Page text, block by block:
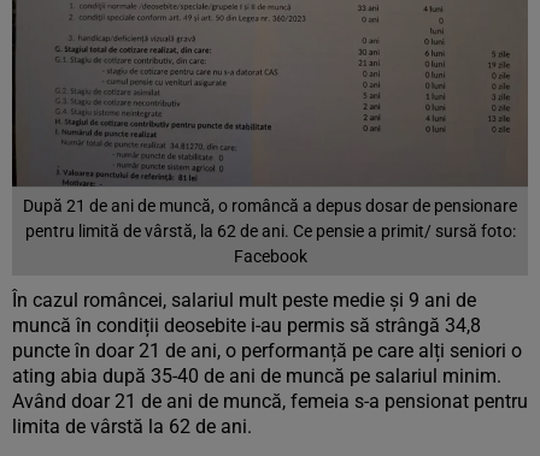
După 21 de ani de muncă, o româncă a depus dosar de pensionare
pentru limită de vârstă, la 62 de ani. Ce pensie a primit/ sursă foto:
Facebook
În cazul româncei, salariul mult peste medie și 9 ani de
muncă în condiții deosebite i-au permis să strângă 34,8
puncte în doar 21 de ani, o performanță pe care alți seniori o
ating abia după 35-40 de ani de muncă pe salariul minim.
Având doar 21 de ani de muncă, femeia s-a pensionat pentru
limita de vârstă la 62 de ani.